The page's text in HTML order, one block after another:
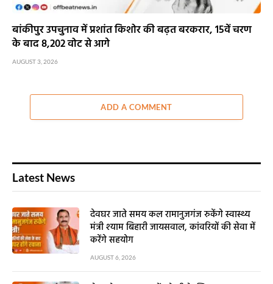
बांकीपुर उपचुनाव में प्रशांत किशोर की बढ़त बरकरार, 15वें चरण
के बाद 8,202 वोट से आगे
AUGUST 3, 2026
ADD A COMMENT
Latest News
देवघर जाते समय कल रामानुजगंज रुकेंगे स्वास्थ्य
मंत्री श्याम बिहारी जायसवाल, कांवरियों की सेवा में
करेंगे सहयोग
AUGUST 6, 2026